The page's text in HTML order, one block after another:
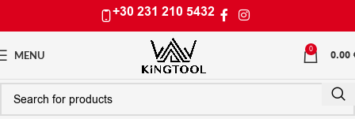
+30 231 210 5432
MENU 0 0.00